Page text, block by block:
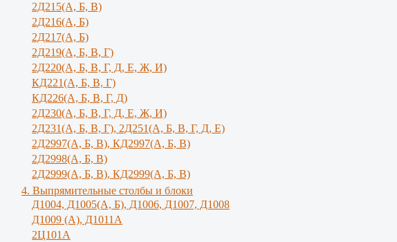
2Д215(А, Б, В)
2Д216(А, Б)
2Д217(А, Б)
2Д219(А, Б, В, Г)
2Д220(А, Б, В, Г, Д, Е, Ж, И)
КД221(А, Б, В, Г)
КД226(А, Б, В, Г, Д)
2Д230(А, Б, В, Г, Д, Е, Ж, И)
2Д231(А, Б, В, Г), 2Д251(А, Б, В, Г, Д, E)
2Д2997(А, Б, В), КД2997(А, Б, В)
2Д2998(А, Б, В)
2Д2999(А, Б, В), КД2999(А, Б, В)
4. Выпрямительные столбы и блоки
Д1004, Д1005(А, Б), Д1006, Д1007, Д1008
Д1009 (А), Д1011А
2Ц101А